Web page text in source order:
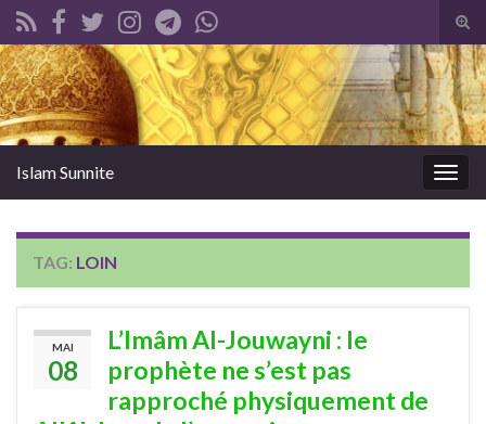
Search for:
Islam Sunnite
TAG: LOIN
MAI
08
L’Imâm Al-Jouwayni : le
prophète ne s’est pas
rapproché physiquement de